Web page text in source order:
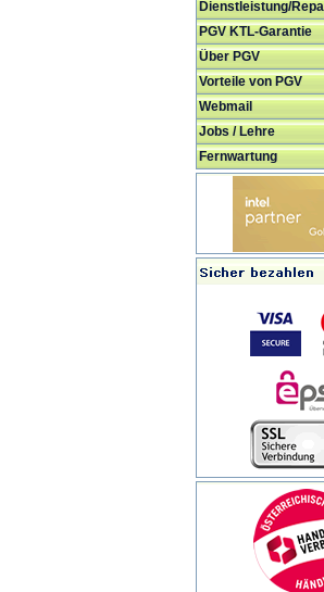
Dienstleistung/
PGV KTL-Garantie
Über PGV
Vorteile von PGV
Webmail
Jobs / Lehre
Fernwartung